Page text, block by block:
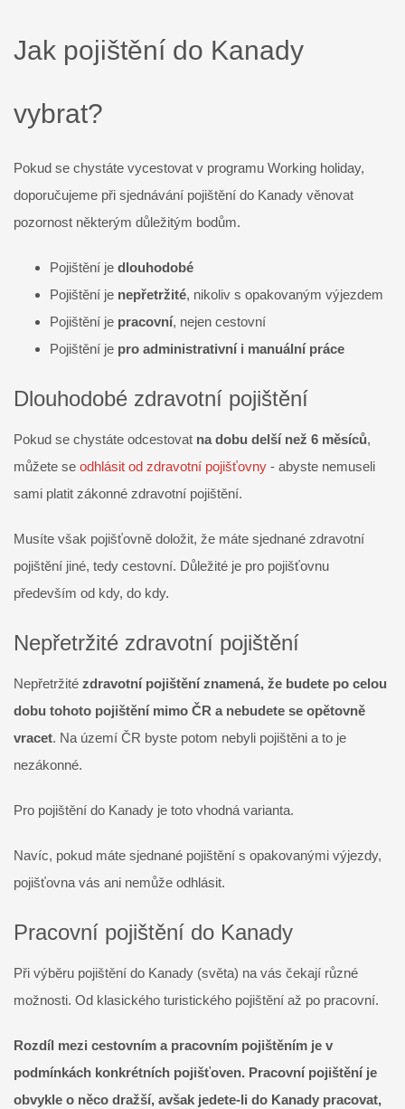
Jak pojištění do Kanady
vybrat?
Pokud se chystáte vycestovat v programu Working holiday,
doporučujeme při sjednávání pojištění do Kanady věnovat
pozornost některým důležitým bodům.
Pojištění je dlouhodobé
Pojištění je nepřetržité, nikoliv s opakovaným výjezdem
Pojištění je pracovní, nejen cestovní
Pojištění je pro administrativní i manuální práce
Dlouhodobé zdravotní pojištění
Pokud se chystáte odcestovat na dobu delší než 6 měsíců,
můžete se odhlásit od zdravotní pojišťovny - abyste nemuseli
sami platit zákonné zdravotní pojištění.
Musíte však pojišťovně doložit, že máte sjednané zdravotní
pojištění jiné, tedy cestovní. Důležité je pro pojišťovnu
především od kdy, do kdy.
Nepřetržité zdravotní pojištění
Nepřetržité zdravotní pojištění znamená, že budete po celou
dobu tohoto pojištění mimo ČR a nebudete se opětovně
vracet. Na území ČR byste potom nebyli pojištěni a to je
nezákonné.
Pro pojištění do Kanady je toto vhodná varianta.
Navíc, pokud máte sjednané pojištění s opakovanými výjezdy,
pojišťovna vás ani nemůže odhlásit.
Pracovní pojištění do Kanady
Při výběru pojištění do Kanady (světa) na vás čekají různé
možnosti. Od klasického turistického pojištění až po pracovní.
Rozdíl mezi cestovním a pracovním pojištěním je v
podmínkách konkrétních pojišťoven. Pracovní pojištění je
obvykle o něco dražší, avšak jedete-li do Kanady pracovat,